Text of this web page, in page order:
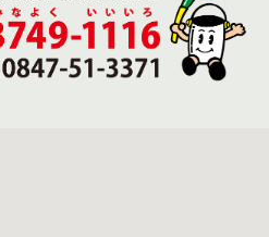
長期にわたると建物の躯体を
しますので早めの雨漏り処置
ます。